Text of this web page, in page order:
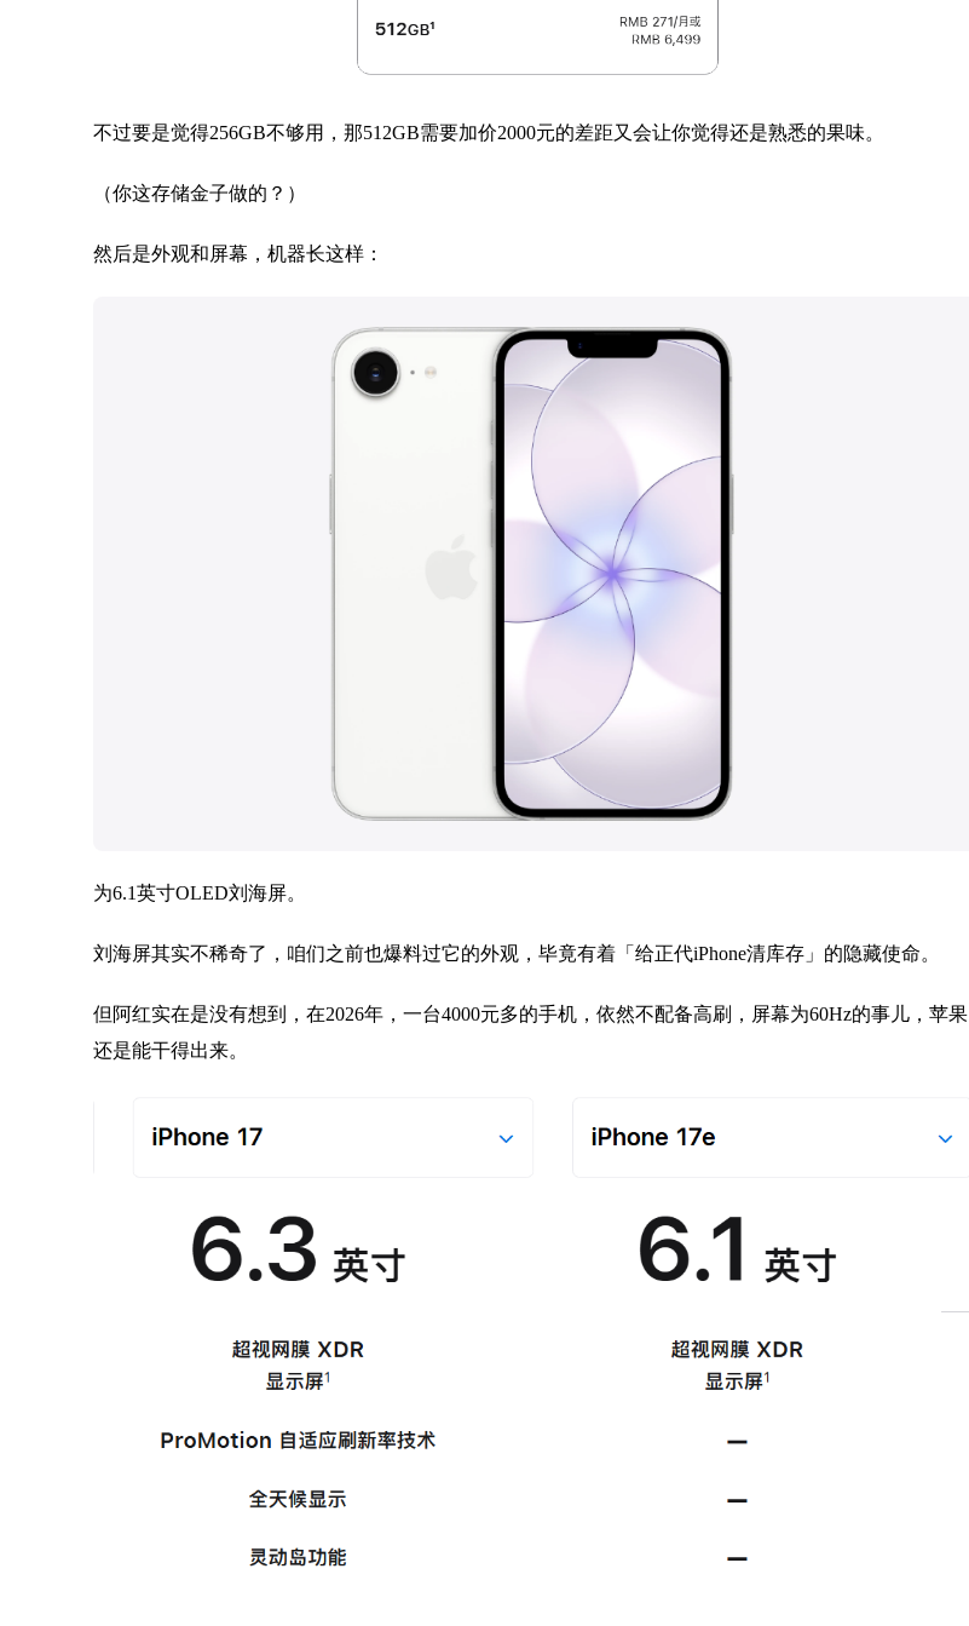
不过要是觉得256GB不够用，那512GB需要加价2000元的差距又会让你觉得还是熟悉的果味。
（你这存储金子做的？）
然后是外观和屏幕，机器长这样：
为6.1英寸OLED刘海屏。
刘海屏其实不稀奇了，咱们之前也爆料过它的外观，毕竟有着「给正代iPhone清库存」的隐藏使命。
但阿红实在是没有想到，在2026年，一台4000元多的手机，依然不配备高刷，屏幕为60Hz的事儿，苹果
还是能干得出来。